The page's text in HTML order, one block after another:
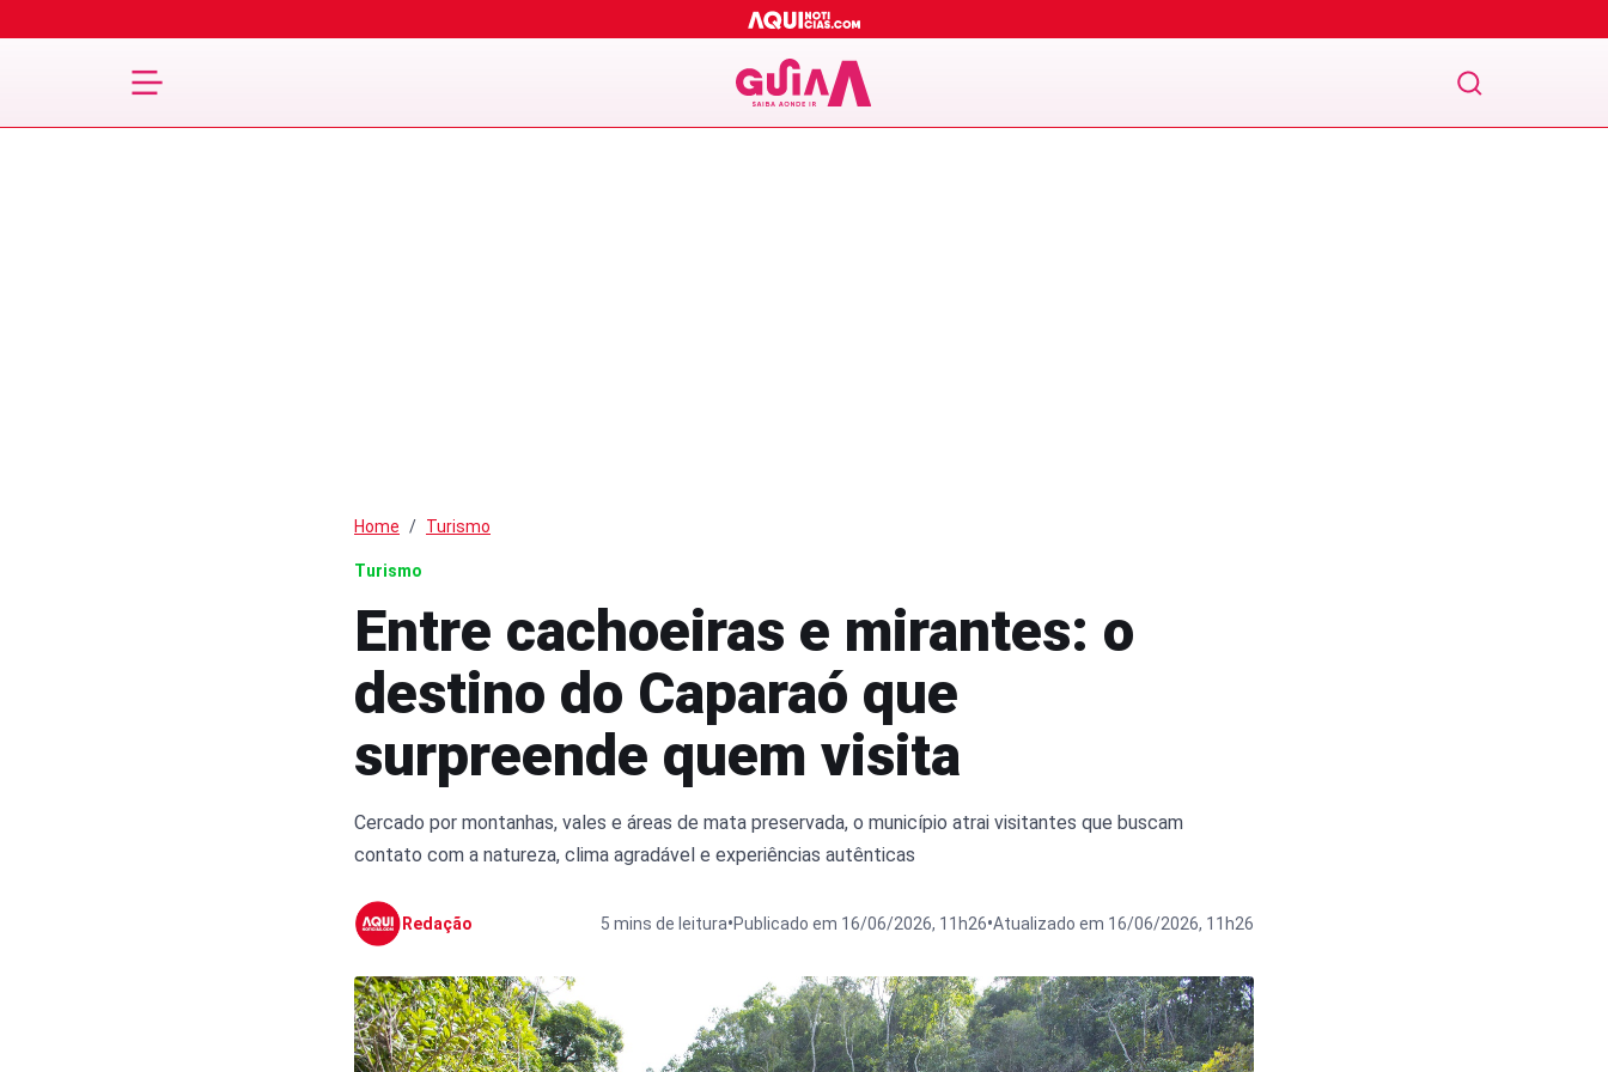
Home Turismo
Turismo
Entre cachoeiras e mirantes: o
destino do Caparaó que
surpreende quem visita
Cercado por montanhas, vales e áreas de mata preservada, o município atrai visitantes que buscam
contato com a natureza, clima agradável e experiências autênticas
Redação 5 mins de leitura•Publicado em 16/06/2026, 11h26•Atualizado em 16/06/2026, 11h26